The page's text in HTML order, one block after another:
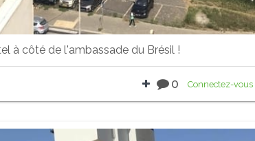
à côté de l'ambassade du Brésil !
0 Connectez-vous